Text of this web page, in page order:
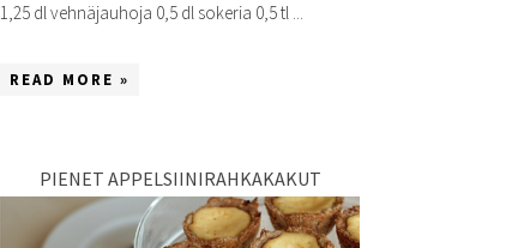
1,25 dl vehnäjauhoja 0,5 dl sokeria 0,5 tl ...
READ MORE »
PIENET APPELSIINIRAHKAKAKUT